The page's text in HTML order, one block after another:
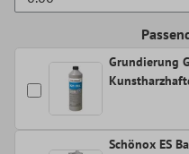
Grundierung
Schönox ES